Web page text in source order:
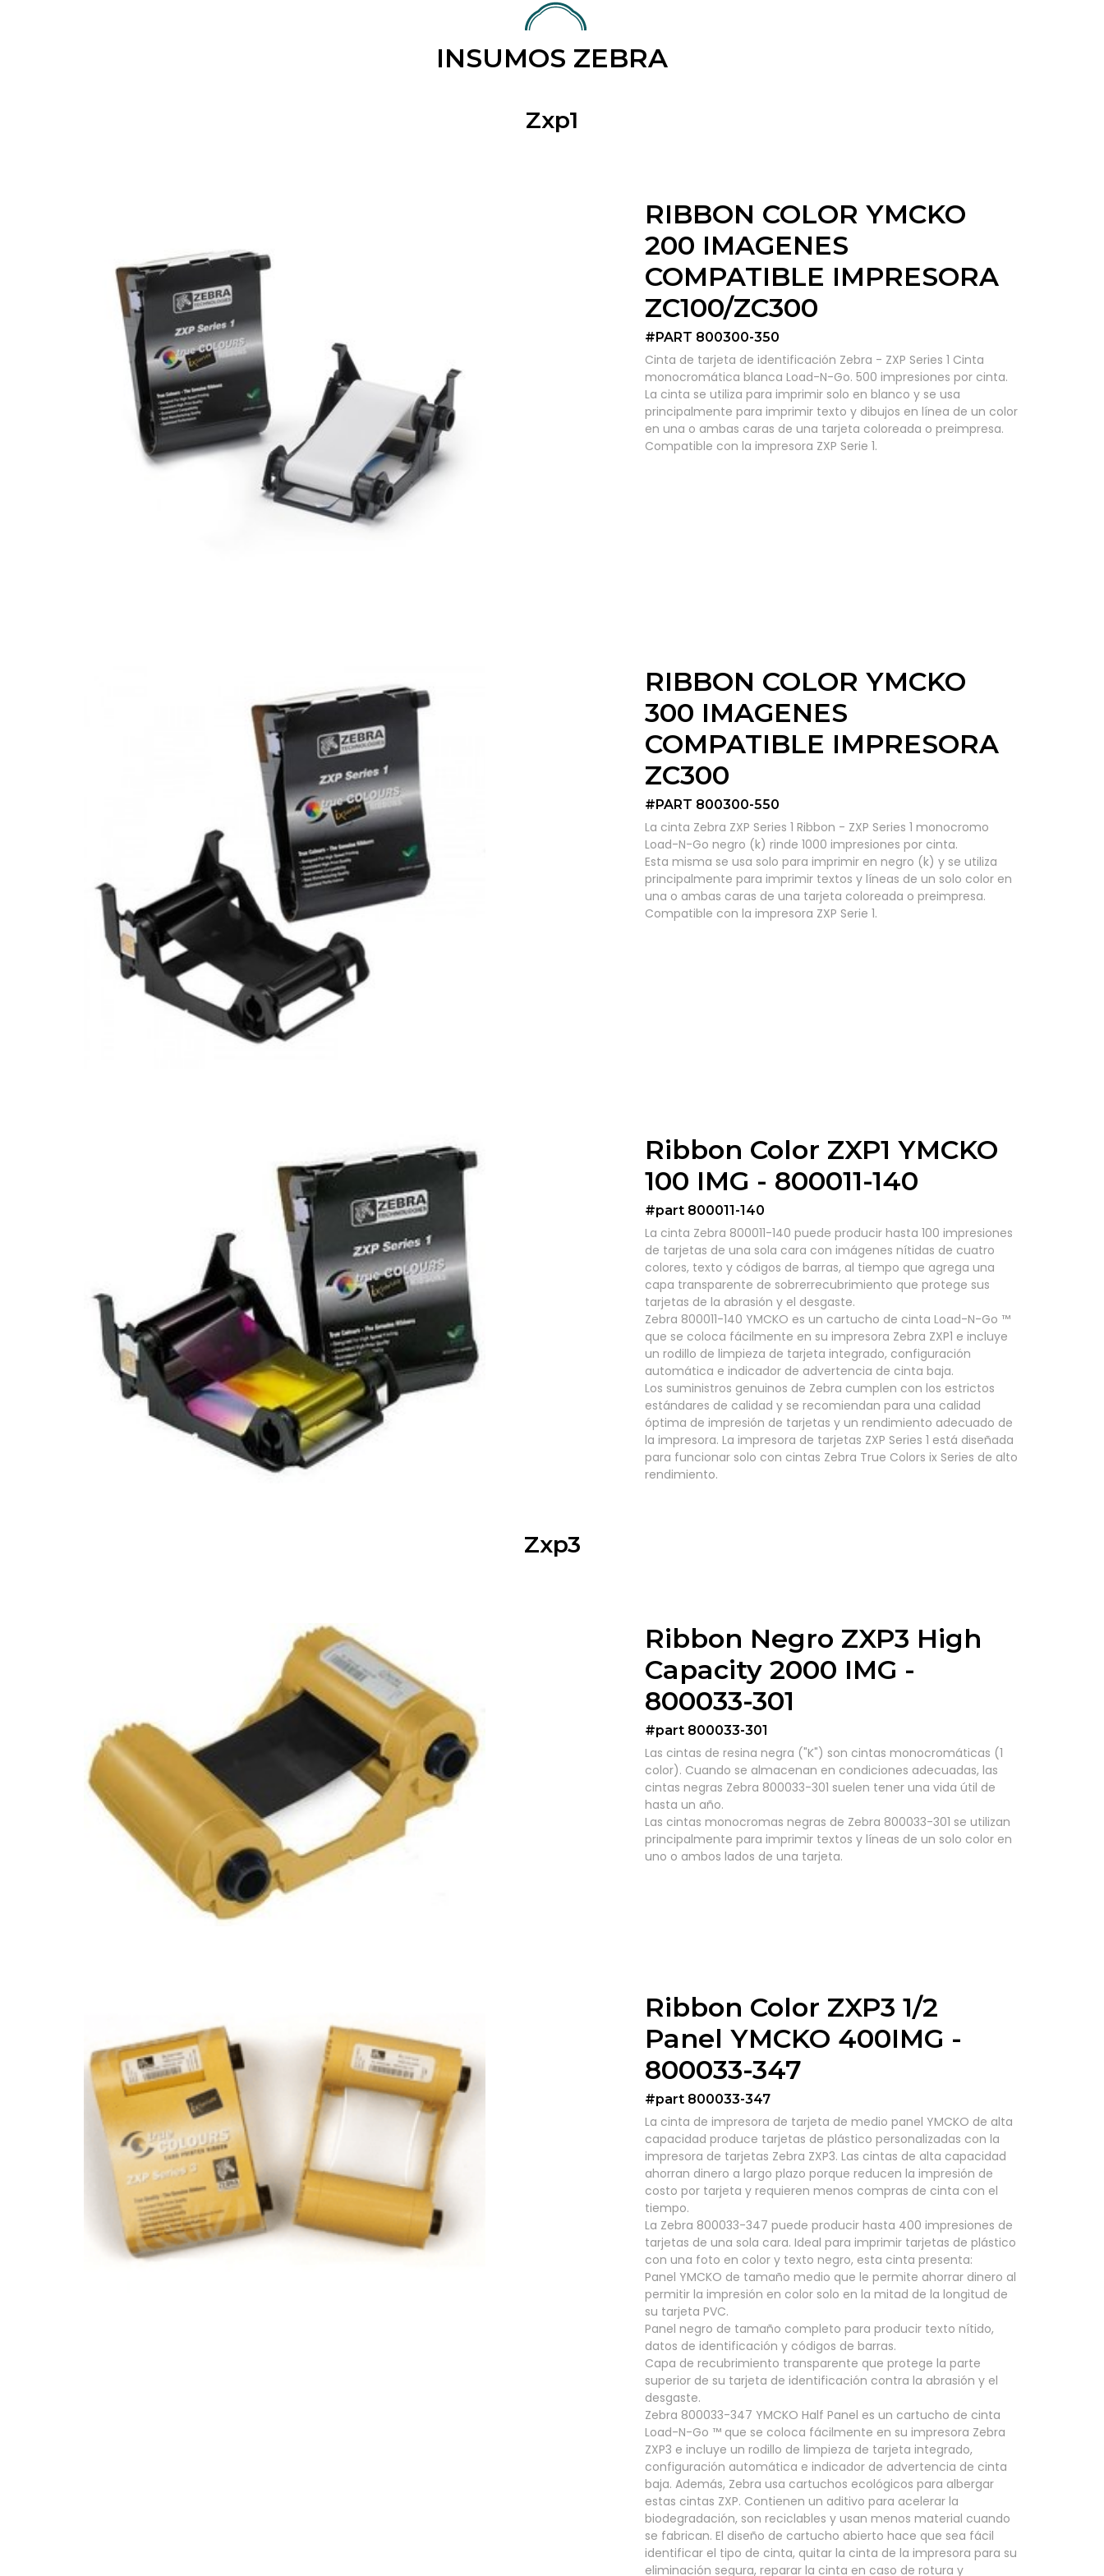
INSUMOS ZEBRA
Zxp1
RIBBON COLOR YMCKO
200 IMAGENES
COMPATIBLE IMPRESORA
ZC100/ZC300
#PART 800300-350
Cinta de tarjeta de identificación Zebra - ZXP Series 1 Cinta
monocromática blanca Load-N-Go. 500 impresiones por cinta.
La cinta se utiliza para imprimir solo en blanco y se usa
principalmente para imprimir texto y dibujos en línea de un color
en una o ambas caras de una tarjeta coloreada o preimpresa.
Compatible con la impresora ZXP Serie 1.
RIBBON COLOR YMCKO
300 IMAGENES
COMPATIBLE IMPRESORA
ZC300
#PART 800300-550
La cinta Zebra ZXP Series 1 Ribbon - ZXP Series 1 monocromo
Load-N-Go negro (k) rinde 1000 impresiones por cinta.
Esta misma se usa solo para imprimir en negro (k) y se utiliza
principalmente para imprimir textos y líneas de un solo color en
una o ambas caras de una tarjeta coloreada o preimpresa.
Compatible con la impresora ZXP Serie 1.
Ribbon Color ZXP1 YMCKO
100 IMG - 800011-140
#part 800011-140
La cinta Zebra 800011-140 puede producir hasta 100 impresiones
de tarjetas de una sola cara con imágenes nítidas de cuatro
colores, texto y códigos de barras, al tiempo que agrega una
capa transparente de sobrerrecubrimiento que protege sus
tarjetas de la abrasión y el desgaste.
Zebra 800011-140 YMCKO es un cartucho de cinta Load-N-Go ™
que se coloca fácilmente en su impresora Zebra ZXP1 e incluye
un rodillo de limpieza de tarjeta integrado, configuración
automática e indicador de advertencia de cinta baja.
Los suministros genuinos de Zebra cumplen con los estrictos
estándares de calidad y se recomiendan para una calidad
óptima de impresión de tarjetas y un rendimiento adecuado de
la impresora. La impresora de tarjetas ZXP Series 1 está diseñada
para funcionar solo con cintas Zebra True Colors ix Series de alto
rendimiento.
Zxp3
Ribbon Negro ZXP3 High
Capacity 2000 IMG -
800033-301
#part 800033-301
Las cintas de resina negra ("K") son cintas monocromáticas (1
color). Cuando se almacenan en condiciones adecuadas, las
cintas negras Zebra 800033-301 suelen tener una vida útil de
hasta un año.
Las cintas monocromas negras de Zebra 800033-301 se utilizan
principalmente para imprimir textos y líneas de un solo color en
uno o ambos lados de una tarjeta.
Ribbon Color ZXP3 1/2
Panel YMCKO 400IMG -
800033-347
#part 800033-347
La cinta de impresora de tarjeta de medio panel YMCKO de alta
capacidad produce tarjetas de plástico personalizadas con la
impresora de tarjetas Zebra ZXP3. Las cintas de alta capacidad
ahorran dinero a largo plazo porque reducen la impresión de
costo por tarjeta y requieren menos compras de cinta con el
tiempo.
La Zebra 800033-347 puede producir hasta 400 impresiones de
tarjetas de una sola cara. Ideal para imprimir tarjetas de plástico
con una foto en color y texto negro, esta cinta presenta:
Panel YMCKO de tamaño medio que le permite ahorrar dinero al
permitir la impresión en color solo en la mitad de la longitud de
su tarjeta PVC.
Panel negro de tamaño completo para producir texto nítido,
datos de identificación y códigos de barras.
Capa de recubrimiento transparente que protege la parte
superior de su tarjeta de identificación contra la abrasión y el
desgaste.
Zebra 800033-347 YMCKO Half Panel es un cartucho de cinta
Load-N-Go ™ que se coloca fácilmente en su impresora Zebra
ZXP3 e incluye un rodillo de limpieza de tarjeta integrado,
configuración automática e indicador de advertencia de cinta
baja. Además, Zebra usa cartuchos ecológicos para albergar
estas cintas ZXP. Contienen un aditivo para acelerar la
biodegradación, son reciclables y usan menos material cuando
se fabrican. El diseño de cartucho abierto hace que sea fácil
identificar el tipo de cinta, quitar la cinta de la impresora para su
eliminación segura, reparar la cinta en caso de rotura y